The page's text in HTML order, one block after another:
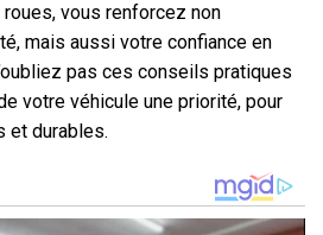
vous renforcez non
mais aussi votre confiance en
pas ces conseils pratiques
votre véhicule une priorité, pour
et durables.